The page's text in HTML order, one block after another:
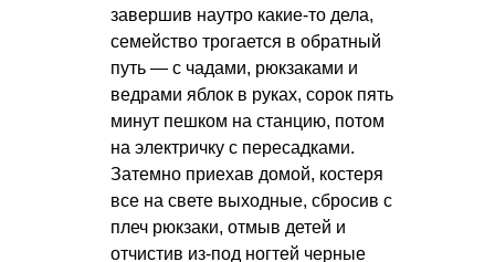
завершив наутро какие-то дела,
семейство трогается в обратный
путь — с чадами, рюкзаками и
ведрами яблок в руках, сорок пять
минут пешком на станцию, потом
на электричку с пересадками.
Затемно приехав домой, костеря
все на свете выходные, сбросив с
плеч рюкзаки, отмыв детей и
отчистив из-под ногтей черные